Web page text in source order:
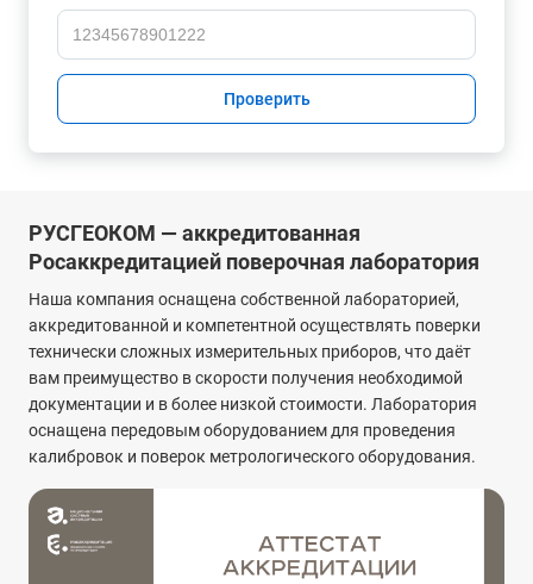
Проверить
РУСГЕОКОМ — аккредитованная
Росаккредитацией поверочная лаборатория
Наша компания оснащена собственной лабораторией,
аккредитованной и компетентной осуществлять поверки
технически сложных измерительных приборов, что даёт
вам преимущество в скорости получения необходимой
документации и в более низкой стоимости. Лаборатория
оснащена передовым оборудованием для проведения
калибровок и поверок метрологического оборудования.